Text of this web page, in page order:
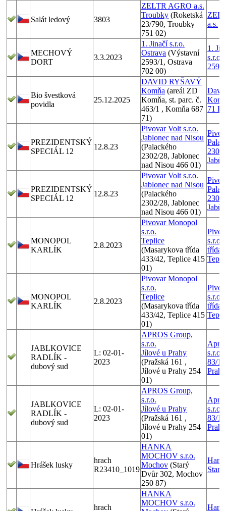
Salát ledový 3803
ZELTR AGRO a.s.
Troubky (Roketská
23/790, Troubky
751 02)
a.s.
MECHOVÝ
DORT
3.3.2023
1. Jinačí s.r.o.
Ostrava (Výstavní
2593/1, Ostrava
702 00)
1.
Bio švestková
povidla
25.12.2025
DAVID RYŠAVÝ
Komňa (areál ZD
Komňa, st. parc. č.
463/1 , Komňa 687
71)
71
PREZIDENTSKÝ
SPECIÁL 12
12.8.23
Pivovar Volt s.r.o.
Jablonec nad Nisou
(Palackého
2302/28, Jablonec
nad Nisou 466 01)
PREZIDENTSKÝ
SPECIÁL 12
12.8.23
Pivovar Volt s.r.o.
Jablonec nad Nisou
(Palackého
2302/28, Jablonec
nad Nisou 466 01)
MONOPOL
KARLÍK
2.8.2023
Pivovar Monopol
s.r.o.
Teplice
(Masarykova třída
433/42, Teplice 415
01)
třída
MONOPOL
KARLÍK
2.8.2023
Pivovar Monopol
s.r.o.
Teplice
(Masarykova třída
433/42, Teplice 415
01)
třída
JABLKOVICE
RADLÍK -
dubový sud
L: 02-01-
2023
APROS Group,
s.r.o.
Jílové u Prahy
(Pražská 161 ,
Jílové u Prahy 254
01)
83/
JABLKOVICE
RADLÍK -
dubový sud
L: 02-01-
2023
APROS Group,
s.r.o.
Jílové u Prahy
(Pražská 161 ,
Jílové u Prahy 254
01)
83/
Hrášek lusky
hrach
R23410_1019
HANKA
MOCHOV s.r.o.
Mochov (Starý
Dvůr 302, Mochov
250 87)
hrach
HANKA
MOCHOV s.r.o.